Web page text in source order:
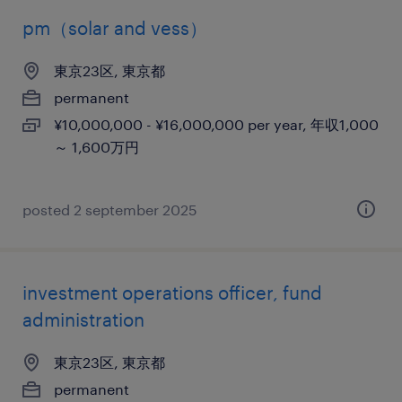
pm（solar and vess）
東京23区, 東京都
permanent
¥10,000,000 - ¥16,000,000 per year, 年収1,000
～ 1,600万円
posted 2 september 2025
investment operations officer, fund
administration
東京23区, 東京都
permanent